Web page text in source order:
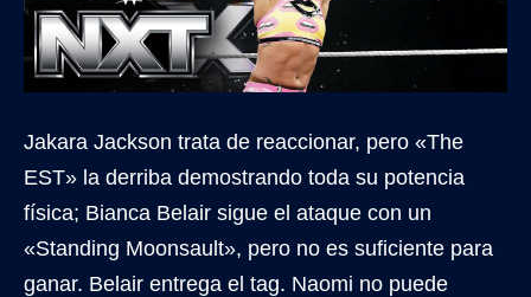
Jakara Jackson trata de reaccionar, pero «The
EST» la derriba demostrando toda su potencia
física; Bianca Belair sigue el ataque con un
«Standing Moonsault», pero no es suficiente para
ganar. Belair entrega el tag. Naomi no puede